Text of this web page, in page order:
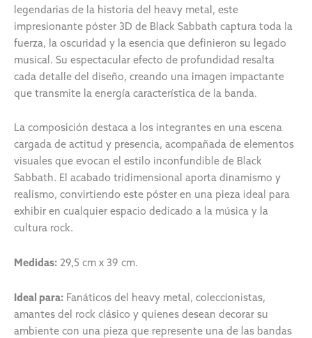
legendarias de la historia del heavy metal, este
impresionante póster 3D de Black Sabbath captura toda la
fuerza, la oscuridad y la esencia que definieron su legado
musical. Su espectacular efecto de profundidad resalta
cada detalle del diseño, creando una imagen impactante
que transmite la energía característica de la banda.
La composición destaca a los integrantes en una escena
cargada de actitud y presencia, acompañada de elementos
visuales que evocan el estilo inconfundible de Black
Sabbath. El acabado tridimensional aporta dinamismo y
realismo, convirtiendo este póster en una pieza ideal para
exhibir en cualquier espacio dedicado a la música y la
cultura rock.
Medidas: 29,5 cm x 39 cm.
Ideal para: Fanáticos del heavy metal, coleccionistas,
amantes del rock clásico y quienes desean decorar su
ambiente con una pieza que represente una de las bandas